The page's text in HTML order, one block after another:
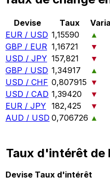
Devise Taux
EUR / USD 1,15590
▲
GBP / EUR 1,16721
▼
USD / JPY 157,821
▼
GBP / USD 1,34917
▲
USD / CHF 0,807915 ▼
USD / CAD 1,39420
▼
EUR / JPY 182,425
▼
AUD / USD 0,706726 ▲
Taux d'intérêt de
Devise Taux d'intérêt